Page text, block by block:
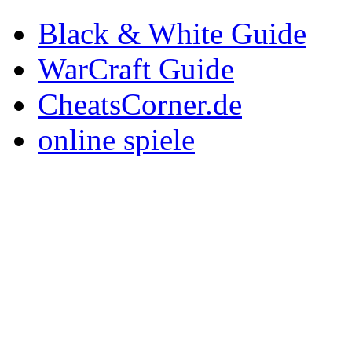
Black & White Guide
WarCraft Guide
CheatsCorner.de
online spiele